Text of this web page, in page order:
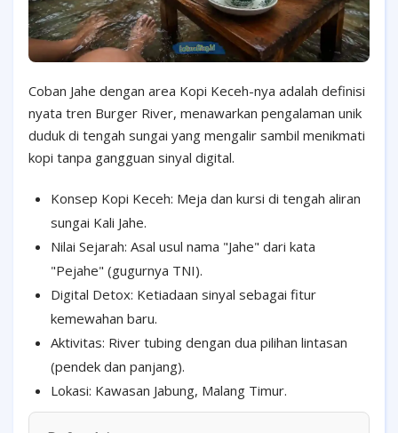
Coban Jahe dengan area Kopi Keceh-nya adalah definisi
nyata tren Burger River, menawarkan pengalaman unik
duduk di tengah sungai yang mengalir sambil menikmati
kopi tanpa gangguan sinyal digital.
Konsep Kopi Keceh: Meja dan kursi di tengah aliran
sungai Kali Jahe.
Nilai Sejarah: Asal usul nama "Jahe" dari kata
"Pejahe" (gugurnya TNI).
Digital Detox: Ketiadaan sinyal sebagai fitur
kemewahan baru.
Aktivitas: River tubing dengan dua pilihan lintasan
(pendek dan panjang).
Lokasi: Kawasan Jabung, Malang Timur.